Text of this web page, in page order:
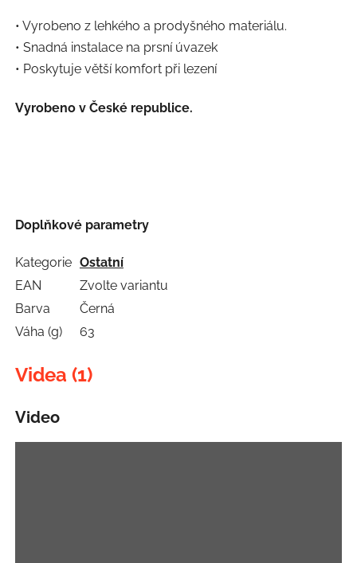
• Vyrobeno z lehkého a prodyšného materiálu.
• Snadná instalace na prsní úvazek
• Poskytuje větší komfort při lezení
Vyrobeno v České republice.
Doplňkové parametry
Kategorie Ostatní
EAN
Zvolte variantu
Barva
Černá
Váha (g)
63
Videa (1)
Video